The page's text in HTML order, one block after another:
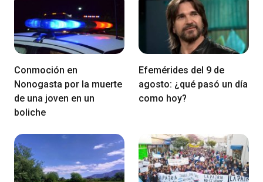
Conmoción en
Nonogasta por la muerte
de una joven en un
boliche
Efemérides del 9 de
agosto: ¿qué pasó un día
como hoy?